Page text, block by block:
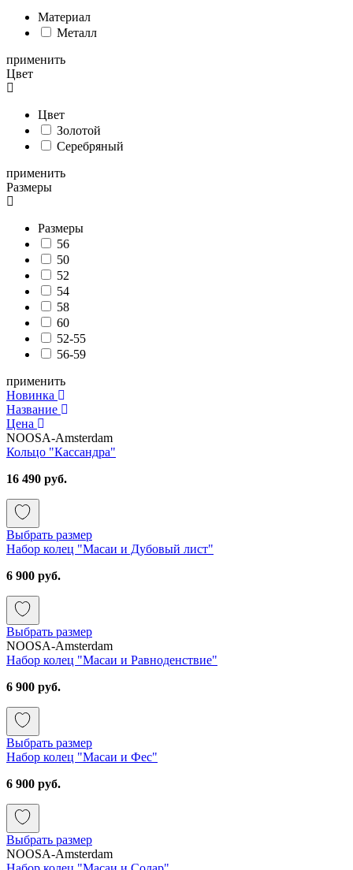
Материал
Металл
применить
Цвет
Цвет
Золотой
Серебряный
применить
Размеры
Размеры
56
50
52
54
58
60
52-55
56-59
применить
Новинка
Название
Цена
NOOSA-Amsterdam
Кольцо "Кассандра"
16 490 руб.
Выбрать размер
Набор колец "Масаи и Дубовый лист"
6 900 руб.
Выбрать размер
NOOSA-Amsterdam
Набор колец "Масаи и Равноденствие"
6 900 руб.
Выбрать размер
Набор колец "Масаи и Фес"
6 900 руб.
Выбрать размер
NOOSA-Amsterdam